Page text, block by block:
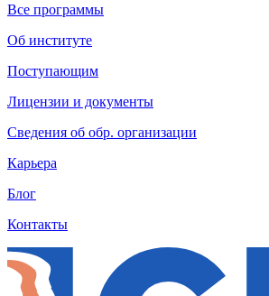
Все программы
Об институте
Поступающим
Лицензии и документы
Сведения об обр. организации
Карьера
Блог
Контакты